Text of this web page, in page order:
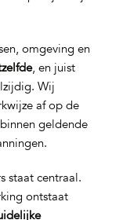
omgeving en
, en juist
Wij
af op de
geldende
staat centraal.
ontstaat